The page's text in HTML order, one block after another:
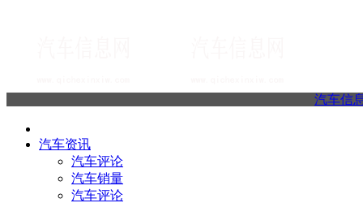
汽车信
汽车资讯
汽车评论
汽车销量
汽车评论